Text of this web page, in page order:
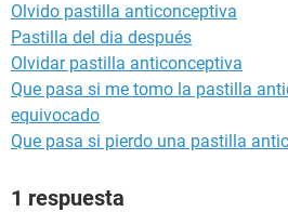
Olvido pastilla anticonceptiva
Pastilla del dia después
Olvidar pastilla anticonceptiva
Que pasa si me tomo la pastilla
equivocado
Que pasa si pierdo una pastilla
1 respuesta